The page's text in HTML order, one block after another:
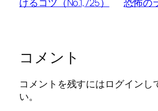
コメント
コメントを残すにはログインし
い。